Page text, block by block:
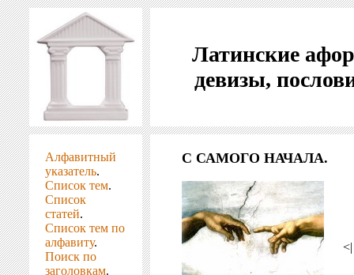
Латинские
девизы,
Алфавитный
указатель.
Список тем.
Список
статей.
Список тем по
алфавиту.
Поиск по
заголовкам.
С САМОГО НАЧАЛА.